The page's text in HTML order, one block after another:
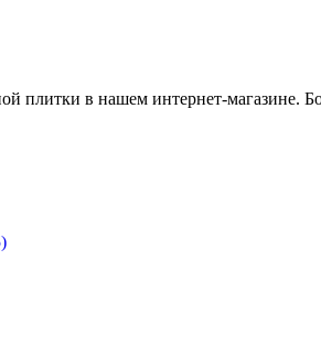
плитки в нашем интернет-магазине.